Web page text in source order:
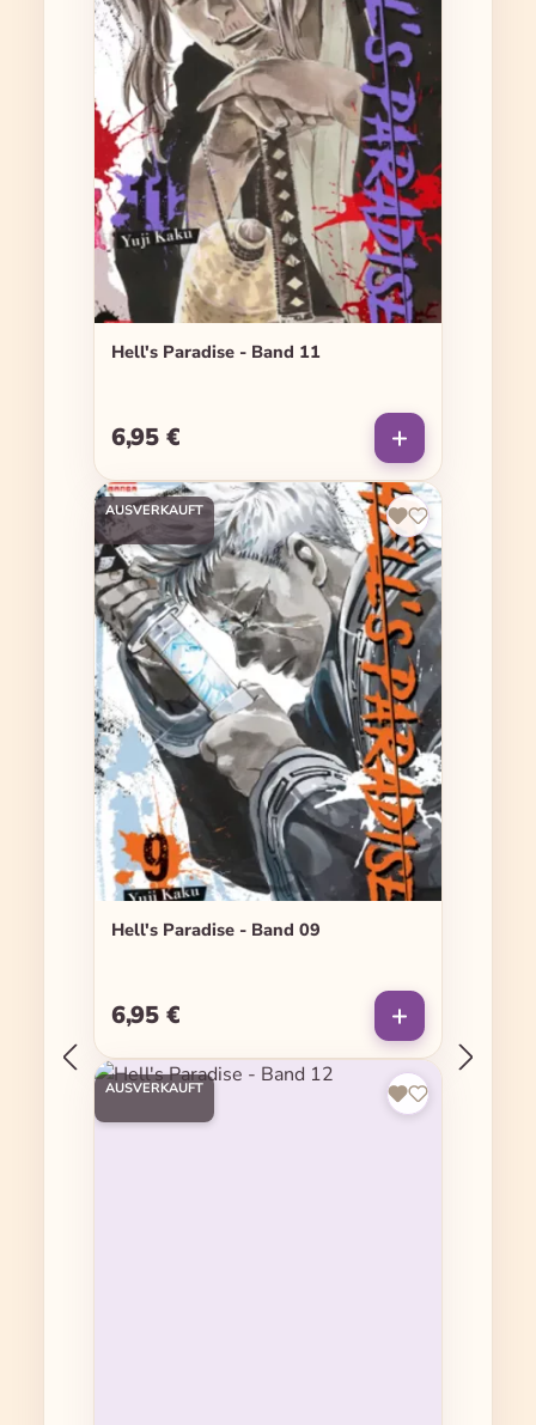
Hell's Paradise - Band 11
Regulärer Preis:
6,95 €
AUSVERKAUFT
Hell's Paradise - Band 09
Regulärer Preis:
6,95 €
AUSVERKAUFT